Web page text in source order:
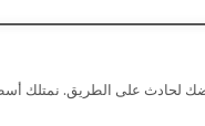
لحادث على الطريق. نمتلك